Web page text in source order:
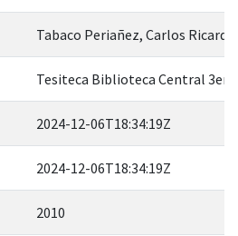
Tabaco Periañez, Carlos Ricardo
Tesiteca Biblioteca Central 3er.
2024-12-06T18:34:19Z
2024-12-06T18:34:19Z
2010